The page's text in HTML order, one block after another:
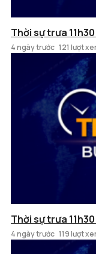
Thời sự trưa
4 ngày trước 121 lượt
Thời sự trưa
4 ngày trước 119 lượt